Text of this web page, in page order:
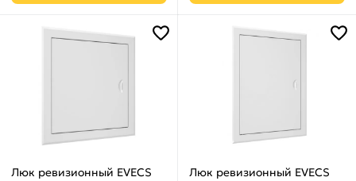
Люк ревизионный EVECS
Люк ревизионный EVECS